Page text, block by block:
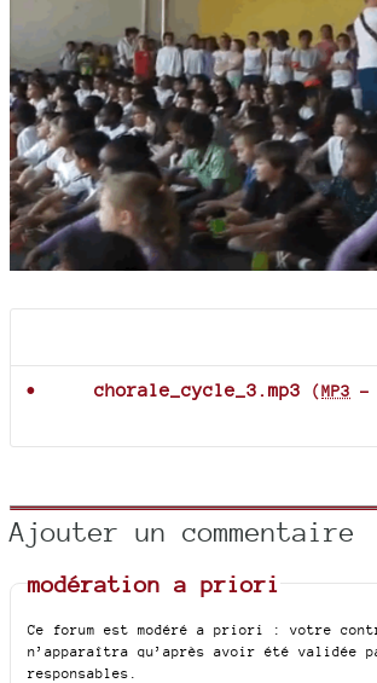
chorale_cycle_3.mp3 (MP3 -
Ajouter un commentaire
modération a priori
Ce forum est modéré a priori : votre
n’apparaîtra qu’après avoir été validée
responsables.